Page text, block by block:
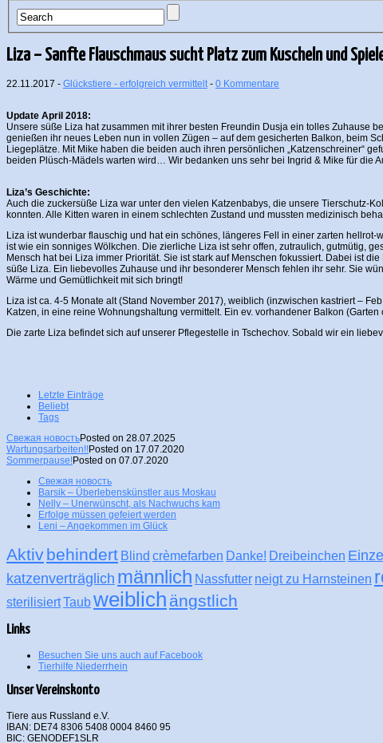
Liza – Sanfte Flauschmaus sucht Platz zum Kuscheln und
22.11.2017 - Glückstiere - erfolgreich vermittelt- 0 Kommentare
Update April 2018:
Unsere süße Liza hat zusammen mit ihrer besten Freundin Dusja ein tolles Zuhause
genießen ihr neues Leben nun in vollen Zügen – auf dem gesicherten Balkon, beim
Liegeplätze. Mit Mike haben die beiden auch ihren persönlichen „Katzenschreiner“
beiden Plüsch-Mädels warten wird… Wir bedanken uns sehr bei Ingrid & Mike für die
Liza’s Geschichte:
Auch die zuckersüße Liza war unter den vielen Katzenbabys, die unsere Tierschutz-
konnten. Alle Kitten waren in einem schlechten Zustand und mussten medizinisch
Liza ist wunderbar flauschig und hat ein schönes, längeres Fell in einer zarten
ist wie ein sonniges Wölkchen. Die zierliche Liza ist sehr offen, zutraulich, gutmütig,
Mensch hat bei Liza immer Priorität. Sie ist stark auf Menschen fokussiert. Dabei ist
süße Liza. Ein liebevolles Zuhause und ihr besonderer Mensch fehlen ihr sehr. Sie
Wärme und Gemütlichkeit mit sich bringt!
Liza ist ca. 4-5 Monate alt (Stand November 2017), weiblich (inzwischen kastriert –
Katzen, in eine reine Wohnungshaltung vermittelt. Ein ev. vorhandener Balkon
Die zarte Liza befindet sich auf unserer Pflegestelle in Tschechov. Sobald wir ein
Letzte Einträge
Beliebt
Tags
Свежая новостьPosted on 28.07.2025
Wartungsarbeiten!!Posted on 17.07.2020
Sommerpause!Posted on 07.07.2020
Свежая новость
Barsik – Überlebenskünstler aus Moskau
Nelly – Unerwünscht, als Nachwuchs kam
Erfolge müssen gefeiert werden
Leni – Angekommen im Glück
Aktivbehindert Blind crèmefarben Danke! Dreibeinchen
katzenverträglich männlich Nassfutter neigt zu Harnsteinen
sterilisiertTaubweiblich ängstlich
Links
Besuchen Sie uns auch auf Facebook
Tierhilfe Niederrhein
Unser Vereinskonto
Tiere aus Russland e.V.
IBAN: DE74 8306 5408 0004 8460 95
BIC: GENODEF1SLR